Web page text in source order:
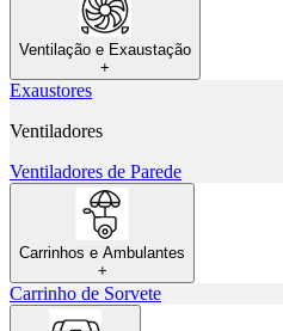
Ventilação e Exaustação
+
Exaustores
Ventiladores
Ventiladores de Parede
Carrinhos e Ambulantes
+
Carrinho de Sorvete